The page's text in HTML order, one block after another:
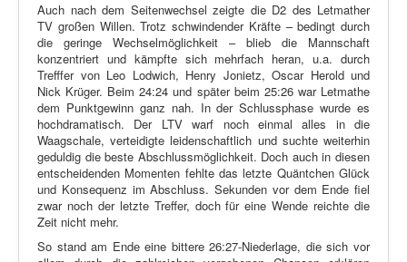
Auch nach dem Seitenwechsel zeigte die D2 des Letmather
TV großen Willen. Trotz schwindender Kräfte – bedingt durch
die geringe Wechselmöglichkeit – blieb die Mannschaft
konzentriert und kämpfte sich mehrfach heran, u.a. durch
Trefffer von Leo Lodwich, Henry Jonietz, Oscar Herold und
Nick Krüger. Beim 24:24 und später beim 25:26 war Letmathe
dem Punktgewinn ganz nah. In der Schlussphase wurde es
hochdramatisch. Der LTV warf noch einmal alles in die
Waagschale, verteidigte leidenschaftlich und suchte weiterhin
geduldig die beste Abschlussmöglichkeit. Doch auch in diesen
entscheidenden Momenten fehlte das letzte Quäntchen Glück
und Konsequenz im Abschluss. Sekunden vor dem Ende fiel
zwar noch der letzte Treffer, doch für eine Wende reichte die
Zeit nicht mehr.
So stand am Ende eine bittere 26:27-Niederlage, die sich vor